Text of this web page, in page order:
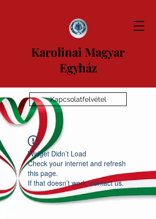
Karolinai Magyar
Egyház
Kapcsolatfelvétel
Widget Didn’t Load
Check your internet and refresh
this page.
If that doesn’t work, contact us.